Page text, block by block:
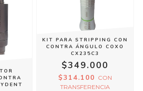
KIT PARA STRIPPING CON
CONTRA ÁNGULO COXO
CX235C3
$349.000
$314.100 CON
TRANSFERENCIA